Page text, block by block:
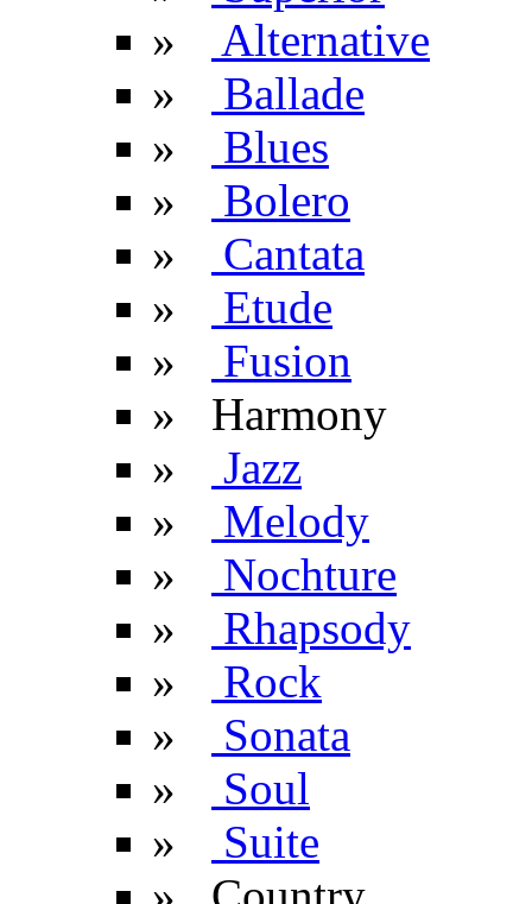
»
Alternative
»
Ballade
»
Blues
»
Bolero
»
Cantata
»
Etude
»
Fusion
» Harmony
»
Jazz
»
Melody
»
Nochture
»
Rhapsody
»
Rock
»
Sonata
»
Soul
»
Suite